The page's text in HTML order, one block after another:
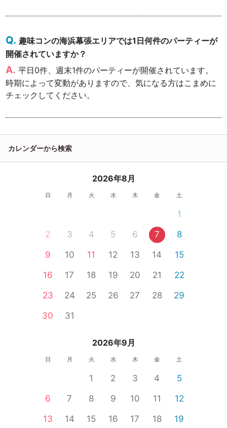
趣味コンの海浜幕張エリアでは1日何件のパーティーが
開催されていますか？
平日0件、週末1件のパーティーが開催されています。
時期によって変動がありますので、気になる方はこまめに
チェックしてください。
カレンダーから検索
2026年8月
日 月 火 水 木 金 土
1
2
3 4 5 6 7
8
9
10 11 12 13 14
15
16
17 18 19 20 21
22
23
24 25 26 27 28
29
30
31
2026年9月
日 月 火 水 木 金 土
1 2 3 4
5
6
7 8 9 10 11
12
13
14 15 16 17 18
19